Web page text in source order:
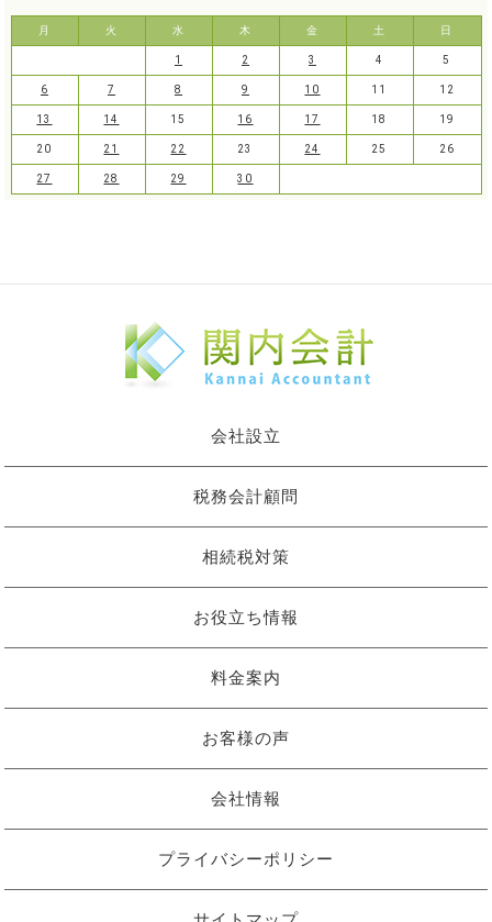
月 火 水 木 金 土 日
1 2 3 4 5
6 7 8 9 10 11 12
13 14 15 16 17 18 19
20 21 22 23 24 25 26
27 28 29 30
会社設立
税務会計顧問
相続税対策
お役立ち情報
料金案内
お客様の声
会社情報
プライバシーポリシー